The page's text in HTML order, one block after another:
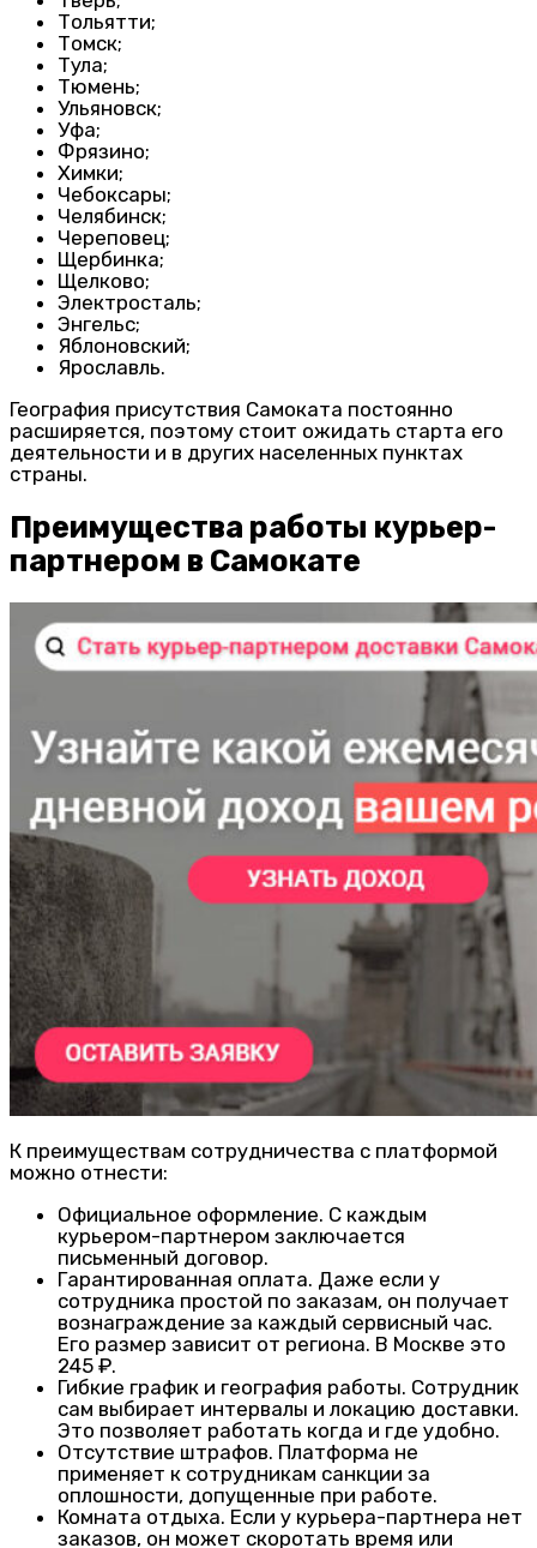
Тольятти;
Томск;
Тула;
Тюмень;
Ульяновск;
Уфа;
Фрязино;
Химки;
Чебоксары;
Челябинск;
Череповец;
Щербинка;
Щелково;
Электросталь;
Энгельс;
Яблоновский;
Ярославль.
География присутствия Самоката постоянно
расширяется, поэтому стоит ожидать старта его
деятельности и в других населенных пунктах
страны.
Преимущества работы курьер-
партнером в Самокате
К преимуществам сотрудничества с платформой
можно отнести:
Официальное оформление. С каждым
курьером-партнером заключается
письменный договор.
Гарантированная оплата. Даже если у
сотрудника простой по заказам, он получает
вознаграждение за каждый сервисный час.
Его размер зависит от региона. В Москве это
245 ₽.
Гибкие график и география работы. Сотрудник
сам выбирает интервалы и локацию доставки.
Это позволяет работать когда и где удобно.
Отсутствие штрафов. Платформа не
применяет к сотрудникам санкции за
оплошности, допущенные при работе.
Комната отдыха. Если у курьера-партнера нет
заказов, он может скоротать время или